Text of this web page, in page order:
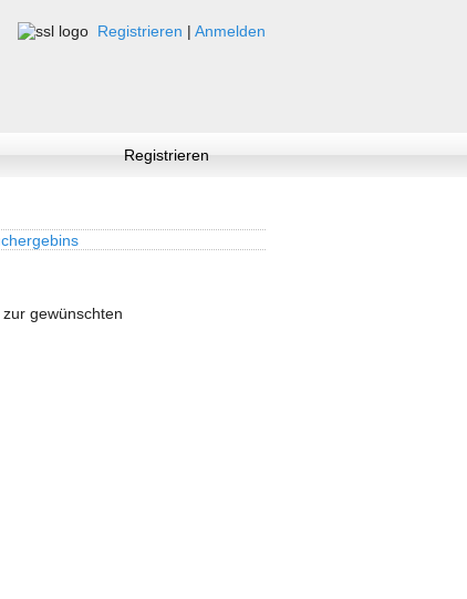
Registrieren | Anmelden
Registrieren
gewünschten